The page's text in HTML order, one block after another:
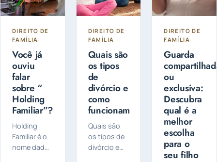
DIREITO DE
FAMÍLIA
Você já
ouviu
falar
sobre “
Holding
Familiar”?
Holding
Familiar é o
nome dado
DIREITO DE
FAMÍLIA
Quais são
os tipos
de
divórcio e
como
funcionam
Quais são
os tipos de
divórcio e
DIREITO DE
FAMÍLIA
Guarda
ou
exclusiva:
Descubra
qual é a
melhor
escolha
para o
seu filho